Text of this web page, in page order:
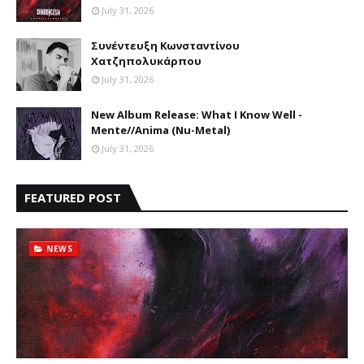
July 31, 2026
Συνέντευξη Κωνσταντίνου
Χατζηπολυκάρπου
July 31, 2026
New Album Release: What I Know Well -
Mente//Anima (Nu-Metal)
July 31, 2026
FEATURED POST
NEWS